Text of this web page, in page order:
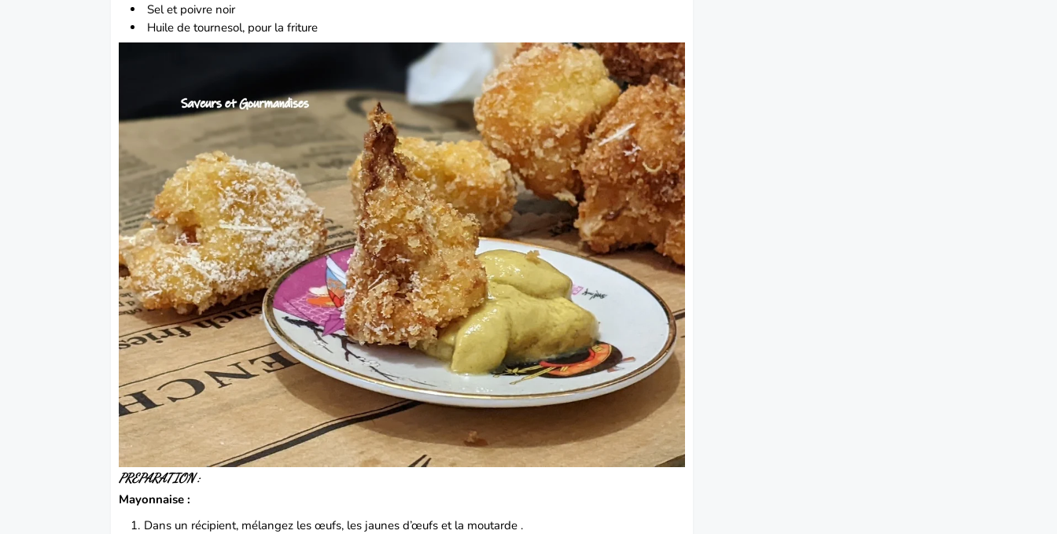
Sel et poivre noir
Huile de tournesol, pour la friture
PREPARATION :
Mayonnaise :
Dans un récipient, mélangez les œufs, les jaunes d’œufs et la moutarde .